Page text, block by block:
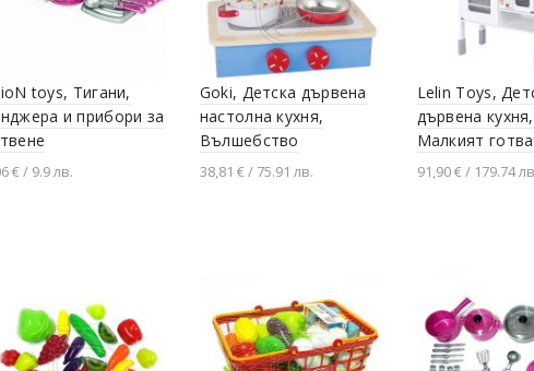
toys, Тигани,
и прибори за
€ / 9.9 лв.
Goki, Детска дървена
настолна кухня,
Вълшебство
38,81 € / 75.91 лв.
Lelin Toys,
дървена кухня,
Малкият
91,90 € / 179.74